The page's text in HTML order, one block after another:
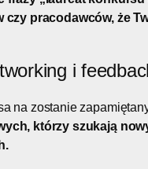
czy pracodawców, że
i
na zostanie
którzy szukają